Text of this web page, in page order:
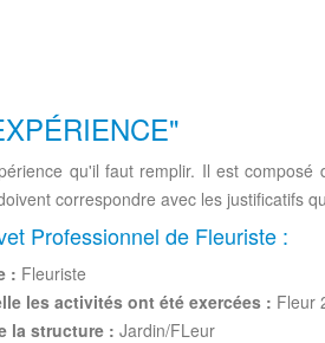
qu'il faut remplir. Il est
correspondre avec les justificatifs
Professionnel de Fleuriste :
: Fleuriste
les activités ont été exercées : Fleur
la structure : Jardin/FLeur